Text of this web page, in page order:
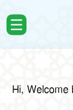
Hi, Welcome